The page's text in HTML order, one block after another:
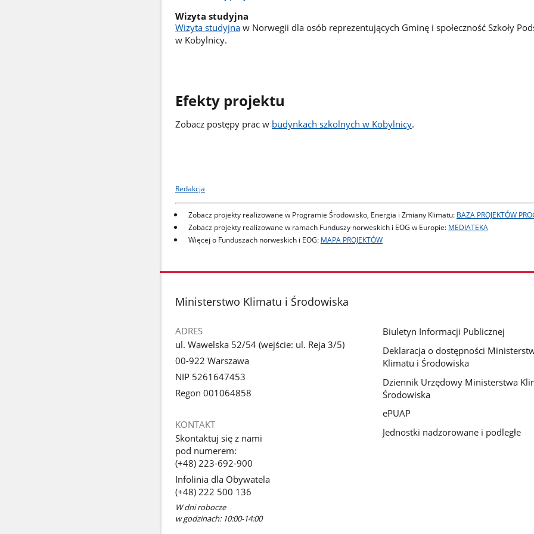
Wizyta studyjna
Wizyta studyjnaw Norwegii dla osób reprezentujących Gminę i społeczność Szkoły
w Kobylnicy.
Efekty projektu
Zobacz postępy prac w budynkach szkolnych w Kobylnicy.
Redakcja
Zobacz projekty realizowane w Programie Środowisko, Energia i Zmiany Klimatu: BAZA PROJEKTÓW
Zobacz projekty realizowane w ramach Funduszy norweskich i EOG w Europie: MEDIATEKA
Więcej o Funduszach norweskich i EOG: MAPA PROJEKTÓW
stopka
Ministerstwo Klimatu i Środowiska
ADRES
ul. Wawelska 52/54 (wejście: ul. Reja 3/5)
00-922 Warszawa
NIP 5261647453
Regon 001064858
KONTAKT
Skontaktuj się z nami
pod numerem:
(+48) 223-692-900
Infolinia dla Obywatela
(+48) 222 500 136
W dni robocze
w godzinach: 10:00-14:00
Biuletyn Informacji Publicznej
Deklaracja o dostępności
Klimatu i Środowiska
Dziennik Urzędowy Ministerstwa
Środowiska
ePUAP
Jednostki nadzorowane i podległe